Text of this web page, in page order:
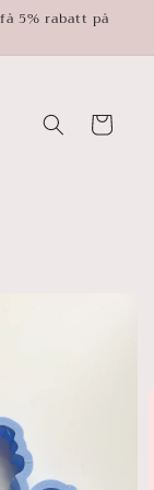
5% rabatt på
Handlekurv